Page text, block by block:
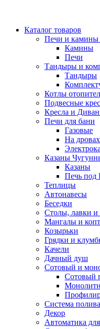
Каталог товаров
Печи и камины
Камины
Печи
Тандыры и
Тандыры
Котлы
Подвесные
Кресла и
Печи для бани
Газовые
На
Казаны
Казаны
Печь под
Теплицы
Автонавесы
Беседки
Столы, лавки и
Мангалы и
Козырьки
Грядки и
Качели
Дачный душ
Сотовый и
Сотовый
Система полива
Декор
Автоматика